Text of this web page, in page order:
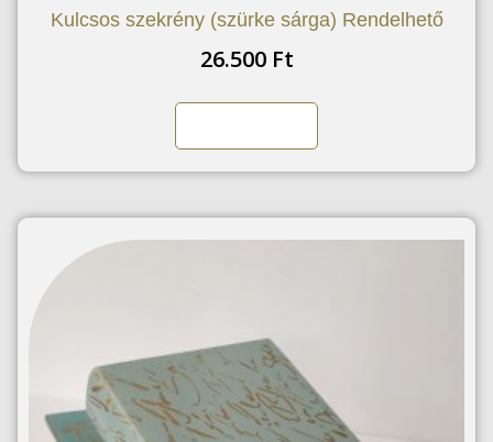
Kulcsos szekrény (szürke sárga) Rendelhető
26.500 Ft